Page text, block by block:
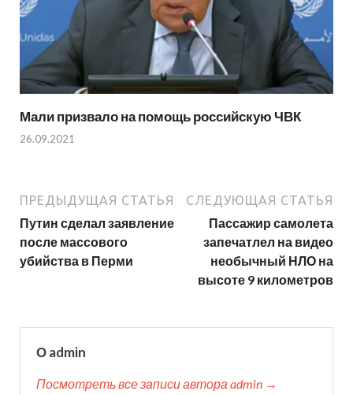
Мали призвало на помощь российскую ЧВК
26.09.2021
ПРЕДЫДУЩАЯ СТАТЬЯ
Путин сделал заявление
после массового
убийства в Перми
СЛЕДУЮЩАЯ СТАТЬЯ
Пассажир самолета
запечатлел на видео
необычный НЛО на
высоте 9 километров
О admin
Посмотреть все записи автора admin →